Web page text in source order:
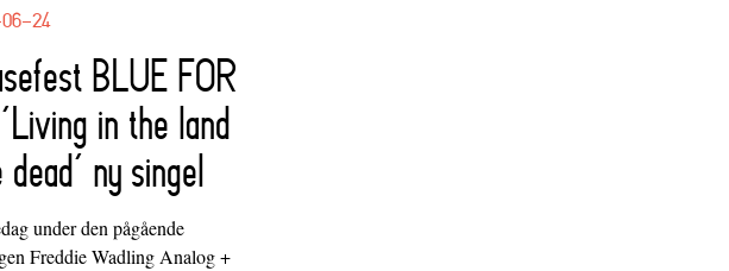
24
BLUE FOR
in the land
ny singel
under den pågående
Freddie Wadling Analog +